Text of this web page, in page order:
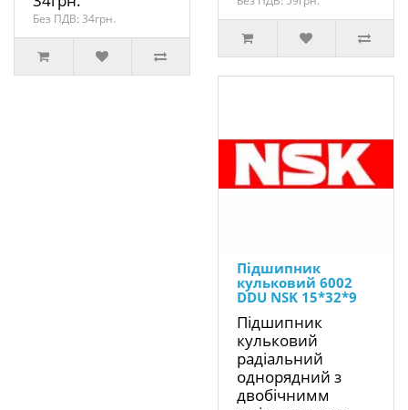
Без ПДВ: 34грн.
Підшипник
кульковий 6002
DDU NSK 15*32*9
Підшипник
кульковий
радіальний
однорядний з
двобічнимм